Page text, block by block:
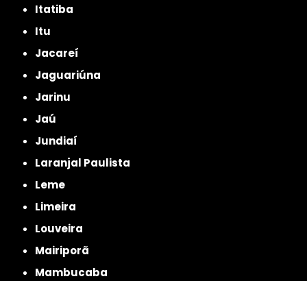
Itatiba
Itu
Jacareí
Jaguariúna
Jarinu
Jaú
Jundiaí
Laranjal Paulista
Leme
Limeira
Louveira
Mairiporã
Mambucaba